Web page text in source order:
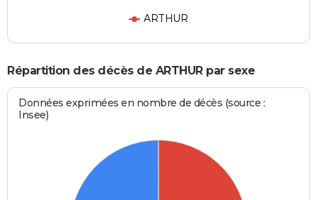
ARTHUR
Répartition des décès de ARTHUR par sexe
Données exprimées en nombre de décès (source :
Insee)